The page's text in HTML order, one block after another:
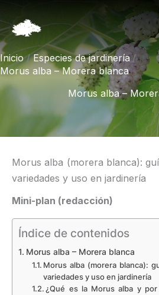
al
contenido
Inicio
Especies de jardinería
Morus alba – Morera blanca
Morus alba –
Morus alba (morera blanca):
variedades y uso en jardinería
Mini-plan (redacción)
Índice de contenidos
Morus alba – Morera blanca
Morus alba (morera blanca):
variedades y uso en jardinería
¿Qué es la Morus alba y